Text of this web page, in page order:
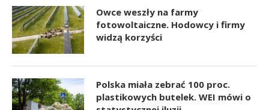
Owce weszły na farmy
fotowoltaiczne. Hodowcy i firmy
widzą korzyści
Polska miała zebrać 100 proc.
plastikowych butelek. WEI mówi o